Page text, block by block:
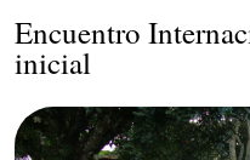
Encuentro
inicial